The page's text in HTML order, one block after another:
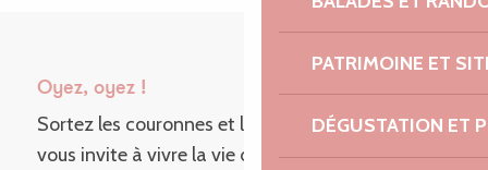
PATRIMOINE ET
DÉGUSTATION ET
Oyez, oyez !
Sortez les couronnes et les épées,Tonquédec
vous invite à vivre la vie de château !